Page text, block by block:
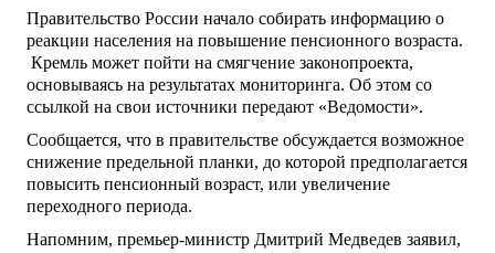
Правительство России начало собирать информацию о
реакции населения на повышение пенсионного возраста.
Кремль может пойти на смягчение законопроекта,
основываясь на результатах мониторинга. Об этом со
ссылкой на свои источники передают «Ведомости».
Сообщается, что в правительстве обсуждается возможное
снижение предельной планки, до которой предполагается
повысить пенсионный возраст, или увеличение
переходного периода.
Напомним, премьер-министр Дмитрий Медведев заявил,